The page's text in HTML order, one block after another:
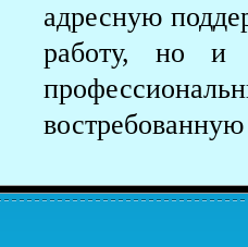
адресную
работу, но и